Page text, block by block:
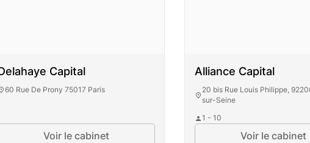
Delahaye Capital
Capital
60 Rue De Prony 75017 Paris
Voir le cabinet
Alliance Capital
20 bis Rue Louis Philippe,
sur-Seine
1 - 10
Voir le cabinet